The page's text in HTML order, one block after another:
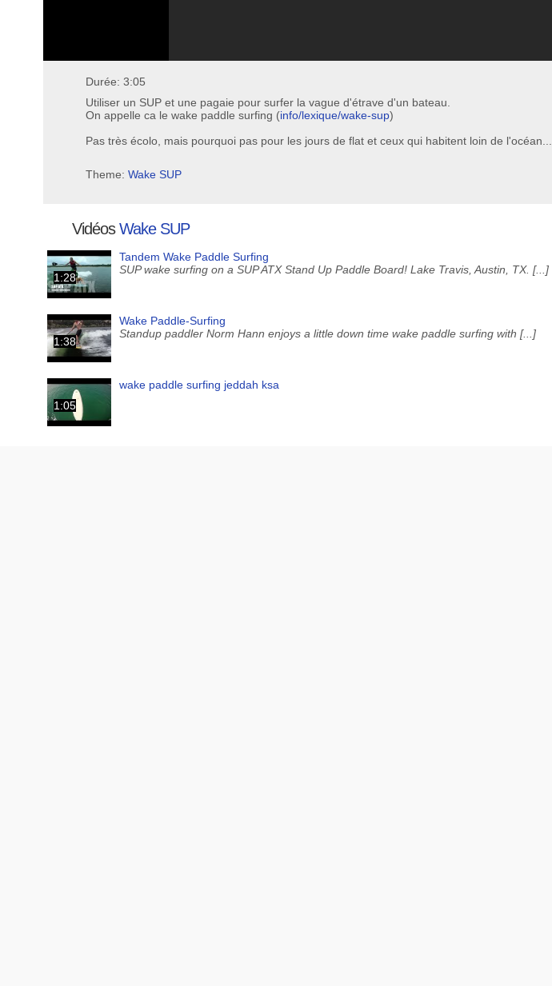
Durée: 3:05
Utiliser un SUP et une pagaie pour surfer la vague d'étrave d'un bateau.
On appelle ca le wake paddle surfing (info/lexique/wake-sup)
Pas très écolo, mais pourquoi pas pour les jours de flat et ceux qui habitent loin de l'océan...
Theme:Wake SUP
VidéosWake SUP
1:28
Tandem Wake Paddle Surfing
SUP wake surfing on a SUP ATX Stand Up Paddle Board! Lake Travis, Austin, TX. [...]
1:38
Wake Paddle-Surfing
Standup paddler Norm Hann enjoys a little down time wake paddle surfing with [...]
1:05
wake paddle surfing jeddah ksa